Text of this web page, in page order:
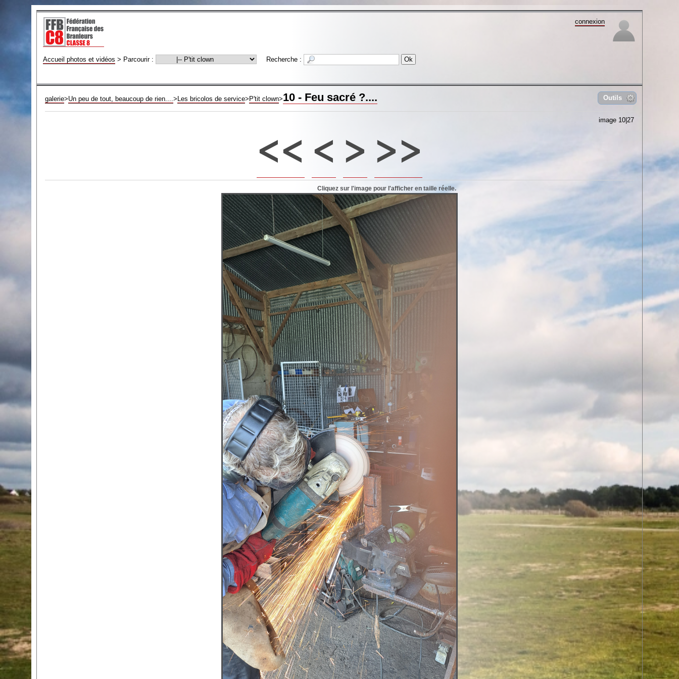
connexion
Accueil photos et vidéos > Parcourir : Recherche :
Outils
galerie>Un peu de tout, beaucoup de rien....> Les bricolos de service> P'tit clown>10 - Feu sacré ?....
image 10|27
<<<>>>
Cliquez sur l'image pour l'afficher en taille réelle.